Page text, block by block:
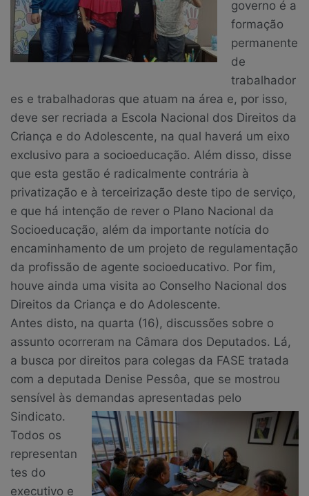
governo é a
formação
permanente
de
trabalhador
es e trabalhadoras que atuam na área e, por isso,
deve ser recriada a Escola Nacional dos Direitos da
Criança e do Adolescente, na qual haverá um eixo
exclusivo para a socioeducação. Além disso, disse
que esta gestão é radicalmente contrária à
privatização e à terceirização deste tipo de serviço,
e que há intenção de rever o Plano Nacional da
Socioeducação, além da importante notícia do
encaminhamento de um projeto de regulamentação
da profissão de agente socioeducativo. Por fim,
houve ainda uma visita ao Conselho Nacional dos
Direitos da Criança e do Adolescente.
Antes disto, na quarta (16), discussões sobre o
assunto ocorreram na Câmara dos Deputados. Lá,
a busca por direitos para colegas da FASE tratada
com a deputada Denise Pessôa, que se mostrou
sensível às demandas apresentadas pelo
Sindicato.
Todos os
representan
tes do
executivo e